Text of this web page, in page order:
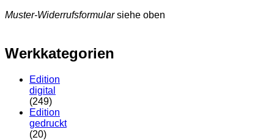
Muster-Widerrufsformularsiehe oben
Werkkategorien
Edition
digital
(249)
Edition
gedruckt
(20)